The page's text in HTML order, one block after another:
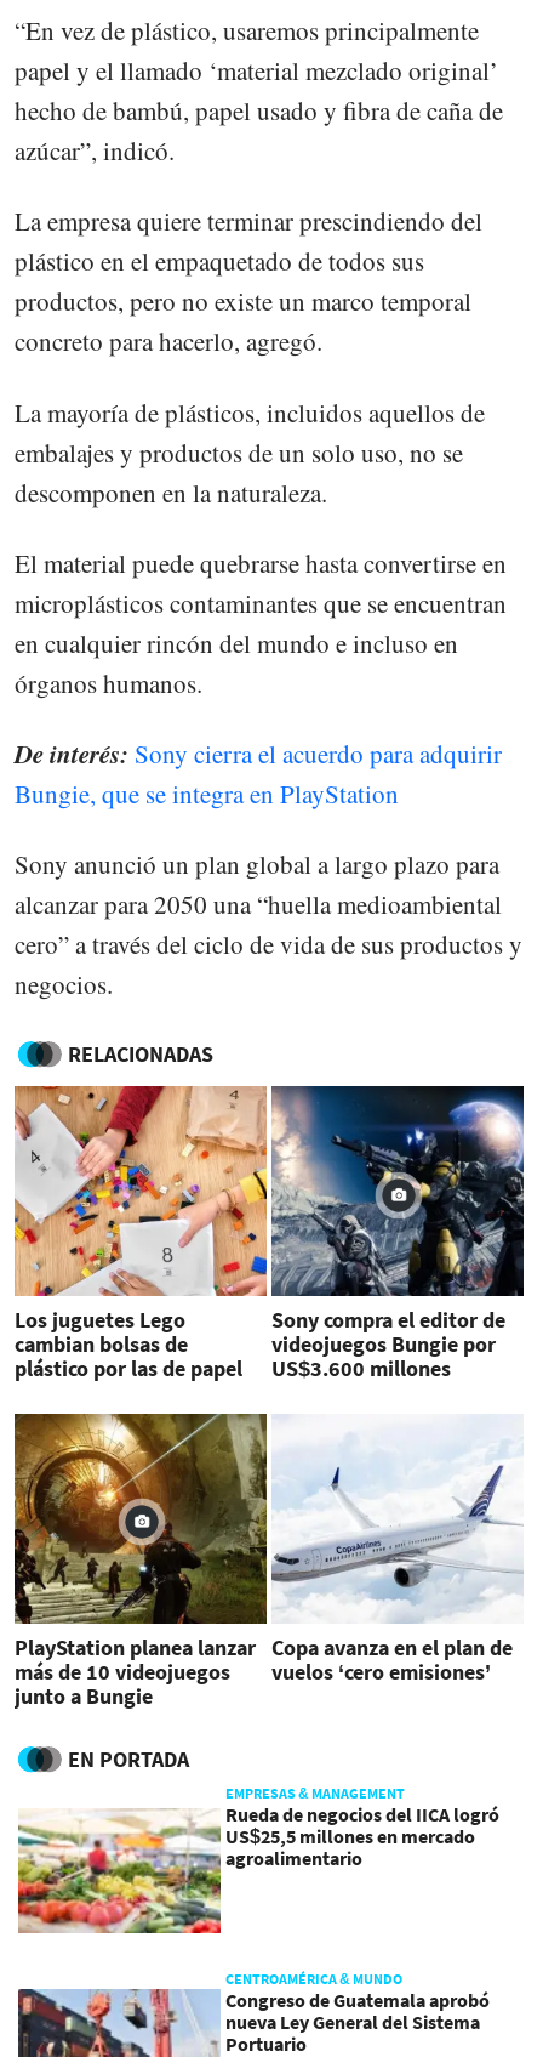
“En vez de plástico, usaremos principalmente
papel y el llamado ‘material mezclado original’
hecho de bambú, papel usado y fibra de caña de
azúcar”, indicó.
La empresa quiere terminar prescindiendo del
plástico en el empaquetado de todos sus
productos, pero no existe un marco temporal
concreto para hacerlo, agregó.
La mayoría de plásticos, incluidos aquellos de
embalajes y productos de un solo uso, no se
descomponen en la naturaleza.
El material puede quebrarse hasta convertirse en
microplásticos contaminantes que se encuentran
en cualquier rincón del mundo e incluso en
órganos humanos.
De interés: Sony cierra el acuerdo para adquirir
Bungie, que se integra en PlayStation
Sony anunció un plan global a largo plazo para
alcanzar para 2050 una “huella medioambiental
cero” a través del ciclo de vida de sus productos y
negocios.
RELACIONADAS
Los juguetes Lego
cambian bolsas de
plástico por las de papel
Sony compra el editor de
videojuegos Bungie por
US$3.600 millones
PlayStation planea lanzar
más de 10 videojuegos
junto a Bungie
Copa avanza en el plan de
vuelos ‘cero emisiones’
EN PORTADA
EMPRESAS & MANAGEMENT
Rueda de negocios del IICA logró
US$25,5 millones en mercado
agroalimentario
CENTROAMÉRICA & MUNDO
Congreso de Guatemala aprobó
nueva Ley General del Sistema
Portuario